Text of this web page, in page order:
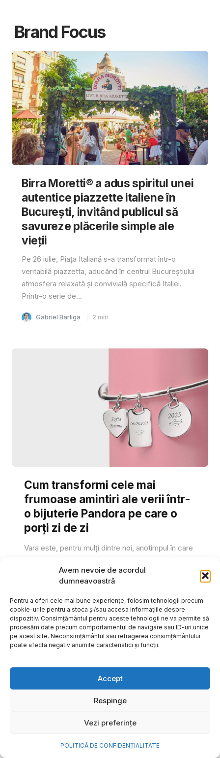
Avem nevoie de acordul
dumneavoastră
Pentru a oferi cele mai bune experiențe, folosim tehnologii precum
cookie-urile pentru a stoca și/sau accesa informațiile despre
dispozitiv. Consimțământul pentru aceste tehnologii ne va permite să
procesăm date precum comportamentul de navigare sau ID-uri unice
pe acest site. Neconsimțământul sau retragerea consimțământului
poate afecta negativ anumite caracteristici și funcții.
Accept
Respinge
Vezi preferințe
POLITICĂ DE CONFIDENȚIALITATE
Brand Focus
Birra Moretti® a adus spiritul unei
autentice piazzette italiene în
București, invitând publicul să
savureze plăcerile simple ale
vieții
Pe 26 iulie, Piața Italiană s-a transformat într-o
veritabilă piazzetta, aducând în centrul Bucureștiului
atmosfera relaxată și convivială specifică Italiei.
Printr-o serie de...
Gabriel Barliga 2 min
Cum transformi cele mai
frumoase amintiri ale verii într-
o bijuterie Pandora pe care o
porți zi de zi
Vara este, pentru mulți dintre noi, anotimpul în care
se întâmplă cele mai importante lucruri. Plecăm în
vacanțe pe care le planificăm luni...
Cristiana Todiresei
NOVA Power & Gas: un program